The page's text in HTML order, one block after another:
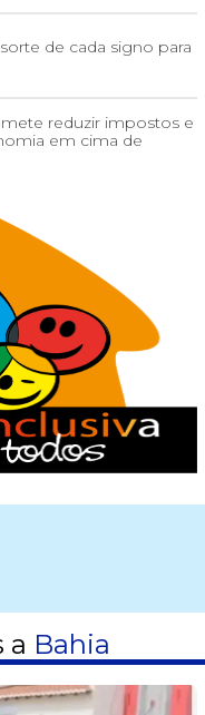
de cada signo para
reduzir impostos e
em cima de
a Bahia